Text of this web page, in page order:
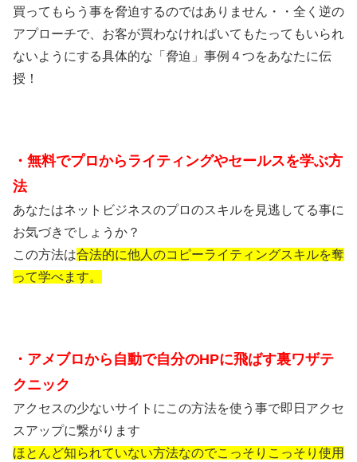
買ってもらう事を脅迫するのではありません・・全く逆の
アプローチで、お客が買わなければいてもたってもいられ
ないようにする具体的な「脅迫」事例４つをあなたに伝
授！
・無料でプロからライティングやセールスを学ぶ方
法
あなたはネットビジネスのプロのスキルを見逃してる事に
お気づきでしょうか？
この方法は合法的に他人のコピーライティングスキルを奪
って学べます。
・アメブロから自動で自分のHPに飛ばす裏ワザテ
クニック
アクセスの少ないサイトにこの方法を使う事で即日アクセ
スアップに繋がります
ほとんど知られていない方法なのでこっそりこっそり使用